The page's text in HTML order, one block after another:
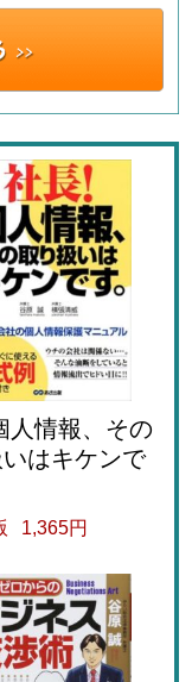
人情報、その
はキケンで
1,365円